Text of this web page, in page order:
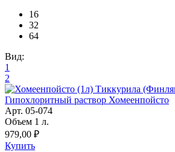
16
32
64
Вид:
1
2
Гипохлоритный раствор Хомеенпойсто
Арт. 05-074
Объем 1 л.
979,00 ₽
Купить